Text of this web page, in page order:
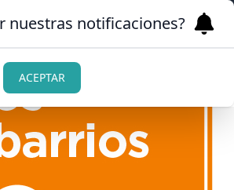
nuestras notificaciones?
ACEPTAR